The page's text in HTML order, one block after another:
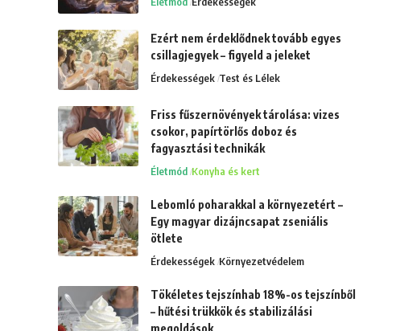
Ezért nem érdeklődnek tovább egyes
csillagjegyek – figyeld a jeleket
Érdekességek Test és Lélek
Friss fűszernövények tárolása: vizes
csokor, papírtörlős doboz és
fagyasztási technikák
Életmód Konyha és kert
Lebomló poharakkal a környezetért –
Egy magyar dizájncsapat zseniális
ötlete
Érdekességek Környezetvédelem
Tökéletes tejszínhab 18%-os tejszínből
– hűtési trükkök és stabilizálási
megoldások